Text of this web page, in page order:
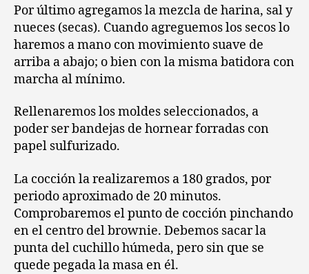
Por último agregamos la mezcla de harina, sal y
nueces (secas). Cuando agreguemos los secos lo
haremos a mano con movimiento suave de
arriba a abajo; o bien con la misma batidora con
marcha al mínimo.
Rellenaremos los moldes seleccionados, a
poder ser bandejas de hornear forradas con
papel sulfurizado.
La cocción la realizaremos a 180 grados, por
periodo aproximado de 20 minutos.
Comprobaremos el punto de cocción pinchando
en el centro del brownie. Debemos sacar la
punta del cuchillo húmeda, pero sin que se
quede pegada la masa en él.